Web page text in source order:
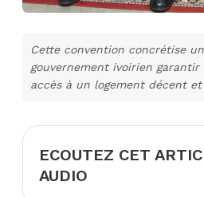
Cette convention concrétise
gouvernement ivoirien
accès à un logement décent
ECOUTEZ CET
AUDIO